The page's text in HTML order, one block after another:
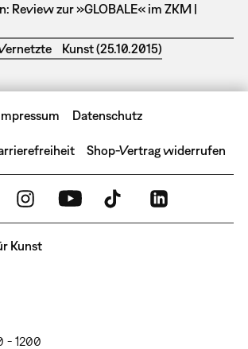
Review zur »GLOBALE« im ZKM |
Kunst (25.10.2015)
Datenschutz
Shop-Vertrag widerrufen
Kunst
- 1200